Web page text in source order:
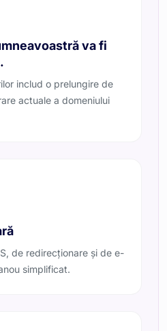
va fi
includ o prelungire de
actuale a domeniului
de redirecționare și de e-
simplificat.